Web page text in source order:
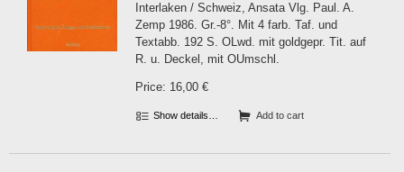
Privacy Policy
Imprint
Interlaken / Schweiz, Ansata Vlg. Paul. A.
Zemp 1986. Gr.-8°. Mit 4 farb. Taf. und
Textabb. 192 S. OLwd. mit goldgepr. Tit. auf
R. u. Deckel, mit OUmschl.
Price: 16,00 €
Show details… Add to cart